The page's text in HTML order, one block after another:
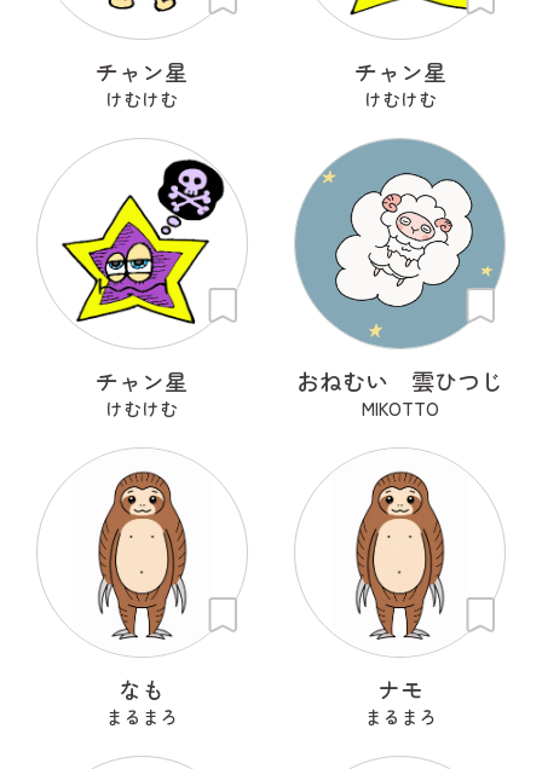
チャン星
けむけむ
チャン星
けむけむ
チャン星
けむけむ
おねむい 雲ひつじ
MIKOTTO
なも
まるまろ
ナモ
まるまろ